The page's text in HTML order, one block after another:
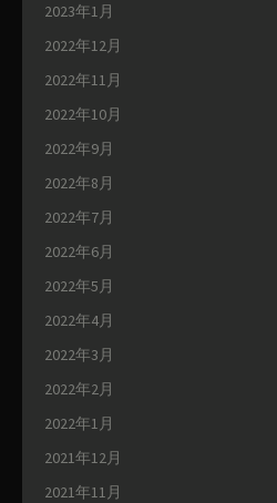
2023年1月
2022年12月
2022年11月
2022年10月
2022年9月
2022年8月
2022年7月
2022年6月
2022年5月
2022年4月
2022年3月
2022年2月
2022年1月
2021年12月
2021年11月